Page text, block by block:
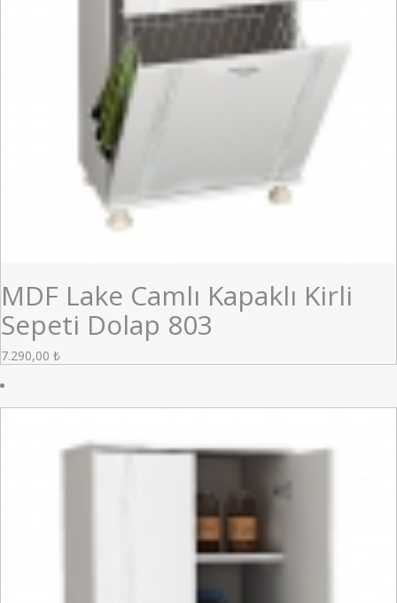
MDF Lake Camlı Kapaklı Kirli
Sepeti Dolap 803
7.290,00 ₺